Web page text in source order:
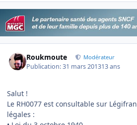
Roukmoute Modérateur
Publication:31 mars 201313 ans
Salut !
Le RH0077 est consultable sur
légales :